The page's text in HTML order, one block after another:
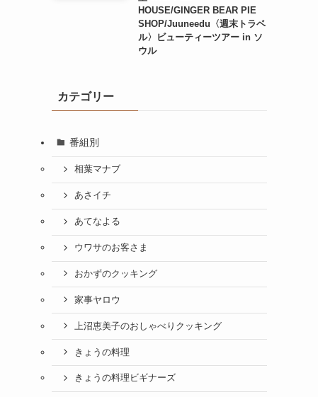
HOUSE/GINGER BEAR PIE
SHOP/Juuneedu〈週末トラベ
ル〉ビューティーツアー in ソ
ウル
カテゴリー
番組別
相葉マナブ
あさイチ
あてなよる
ウワサのお客さま
おかずのクッキング
家事ヤロウ
上沼恵美子のおしゃべりクッキング
きょうの料理
きょうの料理ビギナーズ